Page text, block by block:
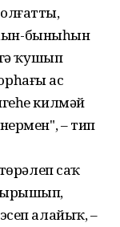
быныһын
ҡушып
ас
килмәй
– тип
саҡ
алайыҡ, –